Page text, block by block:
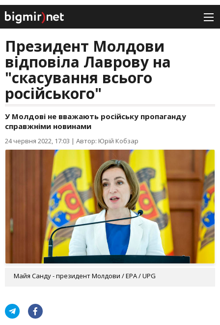
Президент Молдови
відповіла Лаврову на
"скасування всього
російського"
У Молдові не вважають російську пропаганду
справжніми новинами
24 червня 2022, 17:03 | Автор: Юрій Кобзар
Майя Санду - президент Молдови / EPA / UPG